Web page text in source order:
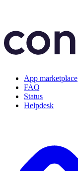
App marketplace
FAQ
Status
Helpdesk